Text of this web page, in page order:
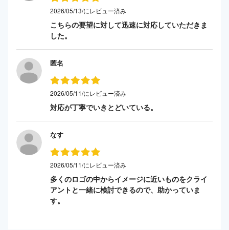
2026/05/13/にレビュー済み
こちらの要望に対して迅速に対応していただきま
した。
匿名
2026/05/11/にレビュー済み
対応が丁寧でいきとどいている。
なす
2026/05/11/にレビュー済み
多くのロゴの中からイメージに近いものをクライ
アントと一緒に検討できるので、助かっていま
す。